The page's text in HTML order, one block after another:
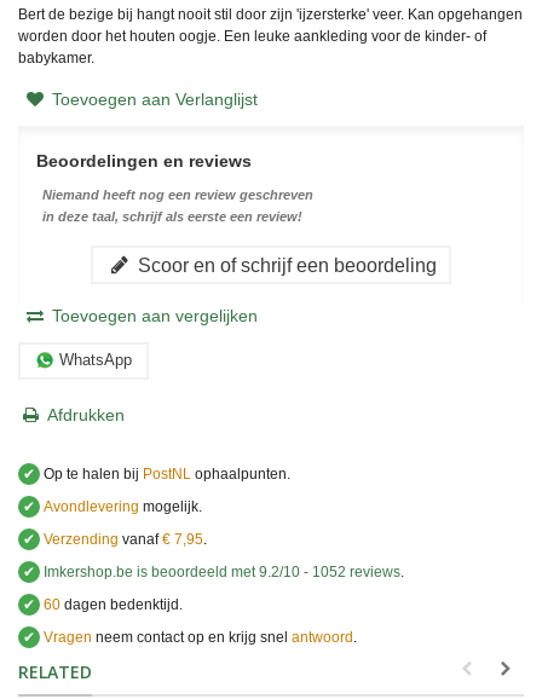
Bert de bezige bij hangt nooit stil door zijn 'ijzersterke' veer. Kan opgehangen
worden door het houten oogje. Een leuke aankleding voor de kinder- of
babykamer.
Toevoegen aan Verlanglijst
Beoordelingen en reviews
Niemand heeft nog een review geschreven
in deze taal, schrijf als eerste een review!
Scoor en of schrijf een beoordeling
Toevoegen aan vergelijken
WhatsApp
Afdrukken
✔ Op te halen bij PostNL ophaalpunten.
✔ Avondlevering mogelijk.
✔ Verzending vanaf€ 7,95
✔
Imkershop.be is beoordeeld met 9.2/10 - 1052 reviews
✔ 60 dagen bedenktijd.
✔ Vragen neem contact op en krijg snel antwoord
RELATED